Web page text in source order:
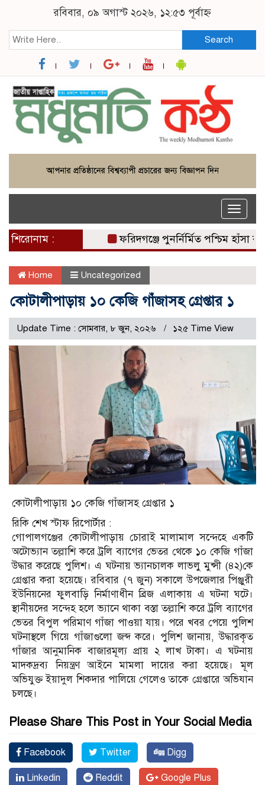
রবিবার, ০৯ অগাস্ট ২০২৬, ১২:৫৩ পূর্বাহ্ন
Search
Toggle
শিরোনাম : ফরিদগঞ্জে পুনর্নির্মিত পশ্চিম হাঁসা
Home Uncategorized
কোটালীপাড়ায় ১০ কেজি গাঁজাসহ গ্রেপ্তার ১
Update Time : সোমবার, ৮ জুন, ২০২৬ ১২৫ Time View
কোটালীপাড়ায় ১০ কেজি গাঁজাসহ গ্রেপ্তার ১
রিকি শেখ স্টাফ রিপোর্টার :
গোপালগঞ্জের কোটালীপাড়ায় চোরাই মালামাল সন্দেহে একটি
অটোভ্যান তল্লাশি করে ট্রলি ব্যাগের ভেতর থেকে ১০ কেজি গাঁজা
উদ্ধার করেছে পুলিশ। এ ঘটনায় ভ্যানচালক লাভলু মুন্সী (৪২)কে
গ্রেপ্তার করা হয়েছে। রবিবার (৭ জুন) সকালে উপজেলার পিঞ্জুরী
ইউনিয়নের ফুলবাড়ি নির্মাণাধীন ব্রিজ এলাকায় এ ঘটনা ঘটে।
স্থানীয়দের সন্দেহ হলে ভ্যানে থাকা বস্তা তল্লাশি করে ট্রলি ব্যাগের
ভেতর বিপুল পরিমাণ গাঁজা পাওয়া যায়। পরে খবর পেয়ে পুলিশ
ঘটনাস্থলে গিয়ে গাঁজাগুলো জব্দ করে। পুলিশ জানায়, উদ্ধারকৃত
গাঁজার আনুমানিক বাজারমূল্য প্রায় ২ লাখ টাকা। এ ঘটনায়
মাদকদ্রব্য নিয়ন্ত্রণ আইনে মামলা দায়ের করা হয়েছে। মূল
অভিযুক্ত ইয়াদুল শিকদার পালিয়ে গেলেও তাকে গ্রেপ্তারে অভিযান
চলছে।
Please Share This Post in Your Social Media
Facebook Twitter Digg
Linkedin Reddit Google Plus